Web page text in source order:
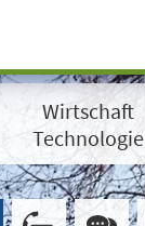
Wirtschaft
Technologie